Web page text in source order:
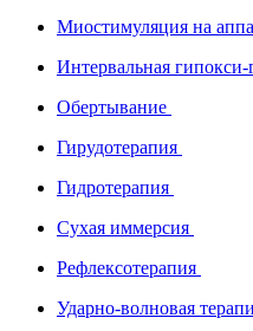
Миостимуляция на
Интервальная
Обертывание
Гирудотерапия
Гидротерапия
Сухая иммерсия
Рефлексотерапия
Ударно-волновая